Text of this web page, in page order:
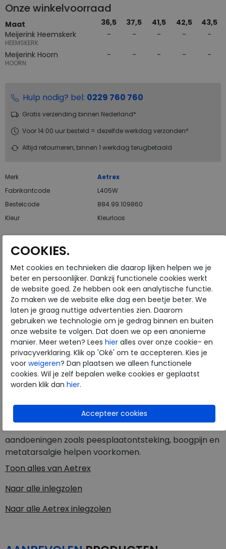
Aetrex Compete Orthotics zijn ontwikkeld om
blessures te voorkomen en uw conditie en algemene
gezondheid op peil te houden. Deze lichtgewicht,
veerkrachtige comfort inlegzolen zorgen voor
superieure demping, schokabsorptie en zijn voorzien
van een strategisch geplaatst, gepatenteerd Lynco®-
voetbed van Aetrex.Aetrex Compete Orthotics
hebben een zachte CopperGuard®-toplaag om
bacteriën, schimmels en geuren te helpen
stabiliteit tijdens het hardlopen en beschermt uw
voeten middels geavanceerde eigenschappen
waarvan klinisch bewezen is dat ze veelvoorkomende
aandoeningen zoals peesplaatontsteking, boogpijn en
metatarsalgie helpen voorkomen.
Toon alles van Aetrex
Naar alle inlegzolen
Naar alle Aetrex inlegzolen
Onze winkelvoorraad
Maat 36,5 37,5 41,5 42,5
43,5
Meijerink Heemskerk
HEEMSKERK
Meijerink Hoorn
HOORN
Hulp nodig? bel: 0229 760 760
Gratis verzending binnen Nederland*
Voor 14:00 uur besteld = dezelfde werkdag verzonden*
Altijd retourneren, binnen 1 werkdag terugbetaald
Merk
Aetrex
Fabrikantcode
L405W
Bestelcode
884.99.109860
Kleur
Kleurloos
Materiaal
COOKIES.
Met cookies en technieken die daarop lijken helpen we je
beter en persoonlijker. Dankzij functionele cookies werkt
de website goed. Ze hebben ook een analytische functie.
Zo maken we de website elke dag een beetje beter. We
laten je graag nuttige advertenties zien. Daarom
gebruiken we technologie om je gedrag binnen en buiten
onze website te volgen. Dat doen we op een anonieme
manier. Meer weten? Lees hier alles over onze cookie- en
privacyverklaring. Klik op 'Oké' om te accepteren. Kies je
voor weigeren? Dan plaatsen we alleen functionele
cookies. Wil je zelf bepalen welke cookies er geplaatst
worden klik dan hier.